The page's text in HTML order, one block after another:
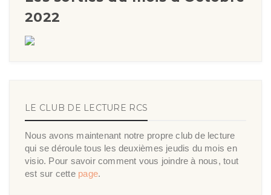
2022
LE CLUB DE LECTURE RCS
Nous avons maintenant notre propre club de lecture
qui se déroule tous les deuxièmes jeudis du mois en
visio. Pour savoir comment vous joindre à nous, tout
est sur cette page.